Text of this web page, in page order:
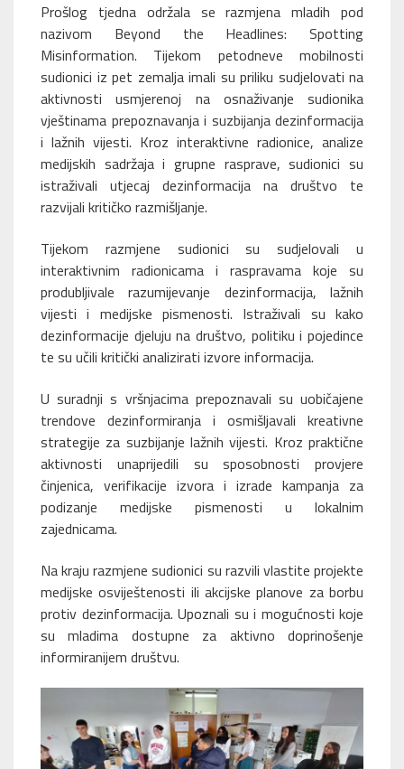
Prošlog tjedna održala se razmjena mladih pod
nazivom Beyond the Headlines: Spotting
Misinformation. Tijekom petodneve mobilnosti
sudionici iz pet zemalja imali su priliku sudjelovati na
aktivnosti usmjerenoj na osnaživanje sudionika
vještinama prepoznavanja i suzbijanja dezinformacija
i lažnih vijesti. Kroz interaktivne radionice, analize
medijskih sadržaja i grupne rasprave, sudionici su
istraživali utjecaj dezinformacija na društvo te
razvijali kritičko razmišljanje.
Tijekom razmjene sudionici su sudjelovali u
interaktivnim radionicama i raspravama koje su
produbljivale razumijevanje dezinformacija, lažnih
vijesti i medijske pismenosti. Istraživali su kako
dezinformacije djeluju na društvo, politiku i pojedince
te su učili kritički analizirati izvore informacija.
U suradnji s vršnjacima prepoznavali su uobičajene
trendove dezinformiranja i osmišljavali kreativne
strategije za suzbijanje lažnih vijesti. Kroz praktične
aktivnosti unaprijedili su sposobnosti provjere
činjenica, verifikacije izvora i izrade kampanja za
podizanje medijske pismenosti u lokalnim
zajednicama.
Na kraju razmjene sudionici su razvili vlastite projekte
medijske osviještenosti ili akcijske planove za borbu
protiv dezinformacija. Upoznali su i mogućnosti koje
su mladima dostupne za aktivno doprinošenje
informiranijem društvu.